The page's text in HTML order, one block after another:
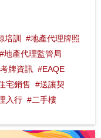
培訓
#地產代理牌照
#地產代理監管局
牌資訊 #EAQE
宅銷售 #送讓契
入行 #二手樓